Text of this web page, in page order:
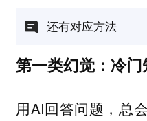
还有对应方法
第一类幻觉：冷
用AI回答问题，总